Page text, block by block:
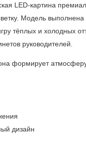
LED-картина
Модель
тёплых и холодных
руководителей.
формирует
дизайн